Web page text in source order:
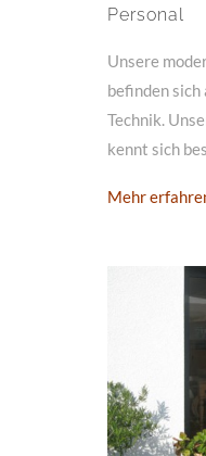
Personal
Unsere
befinden sich
Technik.
kennt sich
Mehr